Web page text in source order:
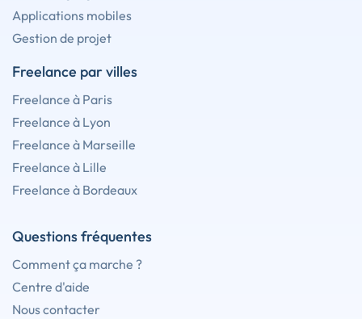
Applications mobiles
Gestion de projet
Freelance par villes
Freelance à Paris
Freelance à Lyon
Freelance à Marseille
Freelance à Lille
Freelance à Bordeaux
Questions fréquentes
Comment ça marche ?
Centre d'aide
Nous contacter